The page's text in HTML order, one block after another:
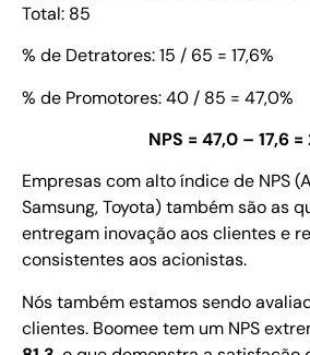
Total: 85
% de Detratores: 15 / 65 = 17,6%
% de Promotores: 40 / 85 = 47,0%
NPS = 47,0 – 17,6
Empresas com alto índice de NPS
Samsung, Toyota) também são as
entregam inovação aos clientes e
consistentes aos acionistas.
Nós também estamos sendo
clientes. Boomee tem um NPS